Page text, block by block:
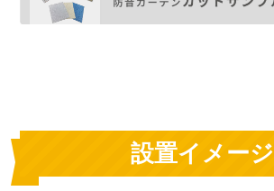
設置イメージ